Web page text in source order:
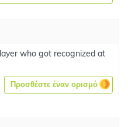
who got recognized at
Προσθέστε έναν ορισμό